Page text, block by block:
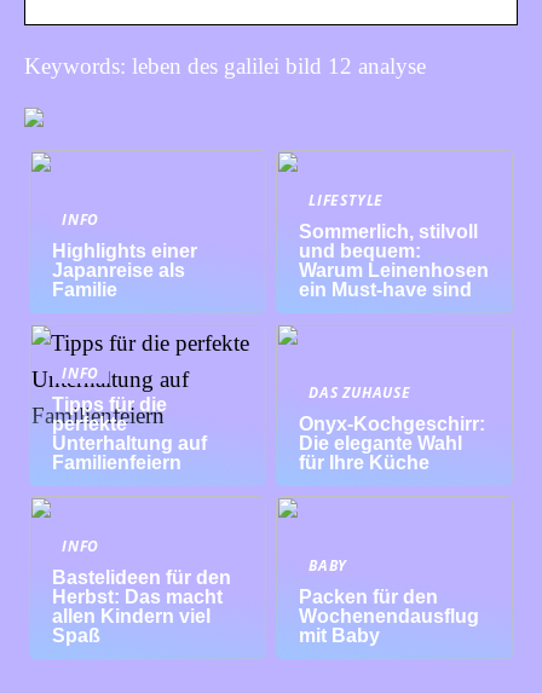
Keywords: leben des galilei bild 12 analyse
INFO
Highlights einer
Japanreise als
Familie
LIFESTYLE
Sommerlich, stilvoll
und bequem:
Warum Leinenhosen
ein Must-have sind
INFO
Tipps für die
perfekte
Unterhaltung auf
Familienfeiern
DAS ZUHAUSE
Onyx-Kochgeschirr:
Die elegante Wahl
für Ihre Küche
INFO
Bastelideen für den
Herbst: Das macht
allen Kindern viel
Spaß
BABY
Packen für den
Wochenendausflug
mit Baby